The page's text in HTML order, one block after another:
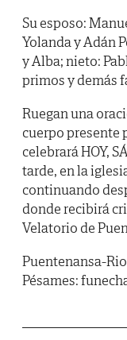
Su esposo:
Yolanda y Adán
y Alba; nieto:
primos y demás
Ruegan una
cuerpo presente
celebrará HOY,
tarde, en la
continuando
donde recibirá
Velatorio de
Puentenansa-
Pésames: